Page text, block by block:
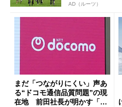
AD（ルーツ）
まだ「つながりにくい」声あ
る“ドコモ通信品質問題”の現
在地 前田社長が明かす「道